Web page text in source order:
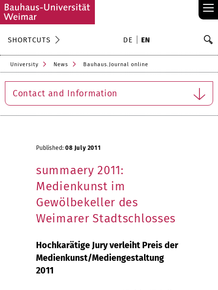
≡
SHORTCUTS DE EN
University News Bauhaus.Journal online
Contact and Information
Published: 08 July 2011
summaery 2011:
Medienkunst im
Gewölbekeller des
Weimarer Stadtschlosses
Hochkarätige Jury verleiht Preis der
Medienkunst/Mediengestaltung
2011